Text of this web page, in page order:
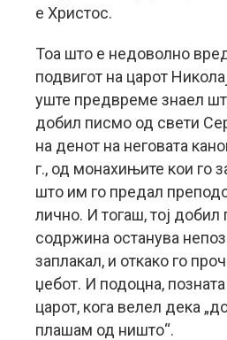
е Христос.
Тоа што е недоволно
подвигот на царот
уште предвреме знаел
добил писмо од свети
на денот на неговата
г., од монахињите кои го
што им го предал
лично. И тогаш, тој добил
содржина останува
заплакал, и откако го
џебот. И подоцна,
царот, кога велел дека
плашам од ништо“.